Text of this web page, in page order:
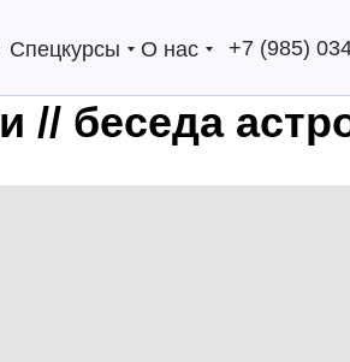
Спецкурсы О нас +7 (985)
// беседа